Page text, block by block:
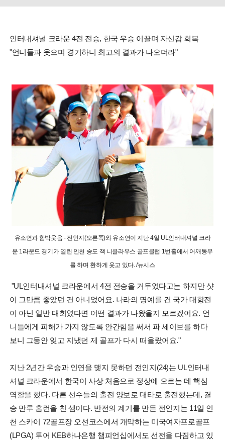
인터내셔널 크라운 4전 전승, 한국 우승 이끌며 자신감 회복
"언니들과 웃으며 경기하니 최고의 결과가 나오더라"
유소연과 함박웃음 - 전인지(오른쪽)와 유소연이 지난 4일 UL인터내셔널 크라
운 1라운드 경기가 열린 인천 송도 잭 니클라우스 골프클럽 1번홀에서 어깨동무
를 하며 환하게 웃고 있다. /뉴시스
"UL인터내셔널 크라운에서 4전 전승을 거두었다고는 하지만 샷
이 그만큼 좋았던 건 아니었어요. 나라의 명예를 건 국가 대항전
이 아닌 일반 대회였다면 어떤 결과가 나왔을지 모르겠어요. 언
니들에게 피해가 가지 않도록 안간힘을 써서 파 세이브를 하다
보니 그동안 잊고 지냈던 제 골프가 다시 떠올랐어요."
지난 2년간 우승과 인연을 맺지 못하던 전인지(24)는 UL인터내
셔널 크라운에서 한국이 사상 처음으로 정상에 오르는 데 핵심
역할을 했다. 다른 선수들의 출전 양보로 대타로 출전했는데, 결
승 만루 홈런을 친 셈이다. 반전의 계기를 만든 전인지는 11일 인
천 스카이 72골프장 오션코스에서 개막하는 미국여자프로골프
(LPGA) 투어 KEB하나은행 챔피언십에서도 선전을 다짐하고 있